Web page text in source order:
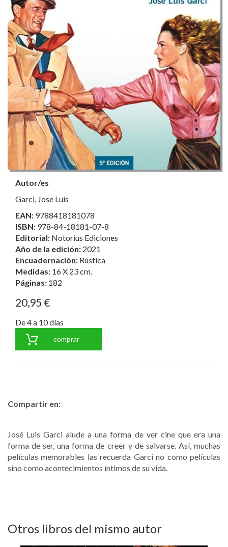
Autor/es
Garci, Jose Luis
EAN: 9788418181078
ISBN: 978-84-18181-07-8
Editorial: Notorius Ediciones
Año de la edición: 2021
Encuadernación: Rústica
Medidas: 16 X 23 cm.
Páginas: 182
20,95 €
De 4 a 10 días
comprar
Compartir en:
José Luis Garci alude a una forma de ver cine que era una
forma de ser, una forma de creer y de salvarse. Así, muchas
películas memorables las recuerda Garci no como películas
sino como acontecimientos íntimos de su vida.
Otros libros del mismo autor